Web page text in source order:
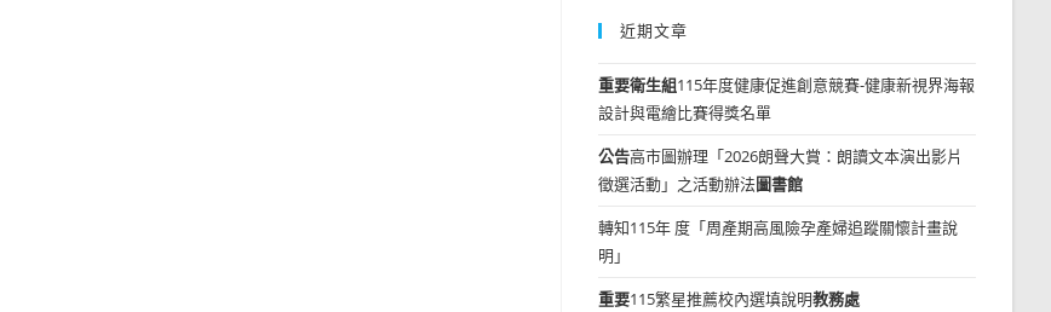
近期文章
重要衛生組115年度健康促進創意競賽-健康新視界海報
設計與電繪比賽得獎名單
公告高市圖辦理「2026朗聲大賞：朗讀文本演出影片
徵選活動」之活動辦法圖書館
轉知115年 度「周產期高風險孕產婦追蹤關懷計畫說
明」
重要115繁星推薦校內選填說明教務處